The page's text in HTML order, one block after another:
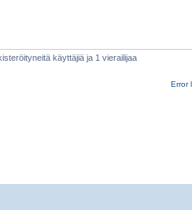
käyttäjiä ja 1 vierailijaa
Error